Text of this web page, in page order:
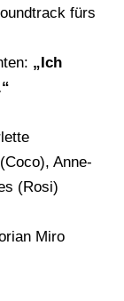
fürs
„Ich
Anne-
(Rosi)
Miro